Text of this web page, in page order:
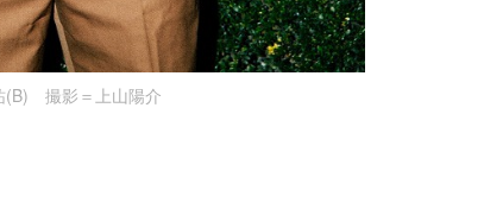
(B) 撮影＝上山陽介